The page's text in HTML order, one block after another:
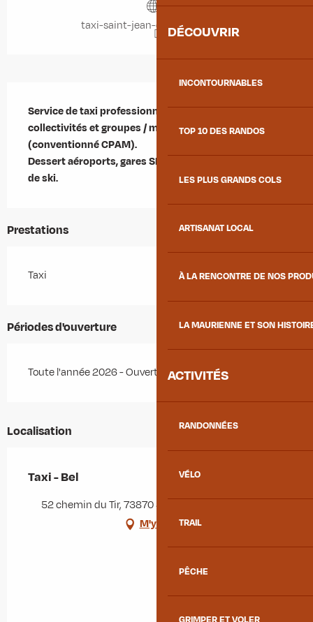
DÉCOUVRIR
INCONTOURNABLES
TOP 10 DES RANDOS
LES PLUS GRANDS COLS
ARTISANAT LOCAL
À LA RENCONTRE DE NOS
LA MAURIENNE ET SON
ACTIVITÉS
RANDONNÉES
VÉLO
TRAIL
PÊCHE
taxi-saint-jean-de-maurienne.fr
Service de taxi professionnel 24h/24h - tourisme /
collectivités et groupes / malades assis
(conventionné CPAM).
Dessert aéroports, gares SNCF & routières, stations
de ski.
Prestations
Taxi
Périodes d'ouverture
Toute l'année 2026 - Ouvert tous les jours
Localisation
Taxi - Bel
52 chemin du Tir, 73870 Saint-Julien-Mont-Denis
M'y rendre